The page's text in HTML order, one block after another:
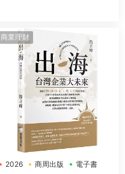
商業理財
2026 商周出版 電子書